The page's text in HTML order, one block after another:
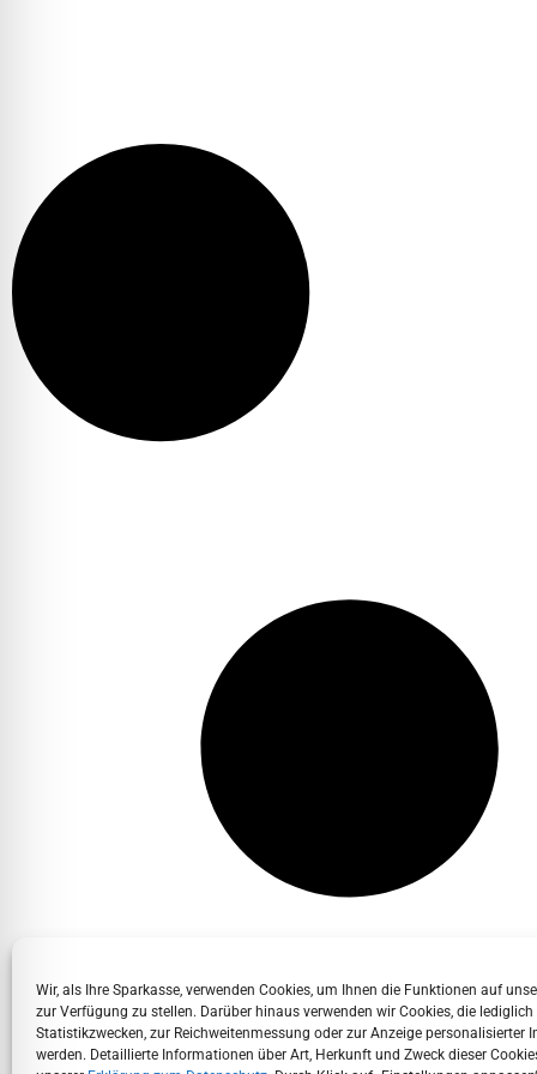
Wir, als Ihre Sparkasse, verwenden Cookies, um Ihnen die Funktionen auf
zur Verfügung zu stellen. Darüber hinaus verwenden wir Cookies, die lediglich
Statistikzwecken, zur Reichweitenmessung oder zur Anzeige personalisierter
werden. Detaillierte Informationen über Art, Herkunft und Zweck dieser